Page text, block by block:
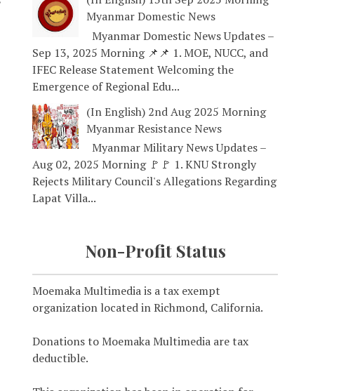
Myanmar Domestic News
Myanmar Domestic News Updates –
Sep 13, 2025 Morning 📌📌 1. MOE, NUCC, and
IFEC Release Statement Welcoming the
Emergence of Regional Edu...
(In English) 2nd Aug 2025 Morning
Myanmar Resistance News
Myanmar Military News Updates –
Aug 02, 2025 Morning 🚩🚩 1. KNU Strongly
Rejects Military Council's Allegations Regarding
Lapat Villa...
Non-Profit Status
Moemaka Multimedia is a tax exempt
organization located in Richmond, California.
Donations to Moemaka Multimedia are tax
deductible.